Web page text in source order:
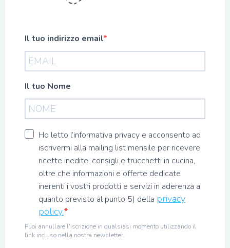
Il tuo indirizzo email
Il tuo Nome
Ho letto l’informativa privacy e acconsento ad
iscrivermi alla mailing list mensile per ricevere
ricette inedite, consigli e trucchetti in cucina,
oltre che informazioni e offerte dedicate
inerenti i vostri prodotti e servizi in aderenza a
quanto previsto al punto 5) della privacy
policy.
Puoi annullare l'iscrizione in qualsiasi momento utilizzando il
link incluso nella nostra newsletter.